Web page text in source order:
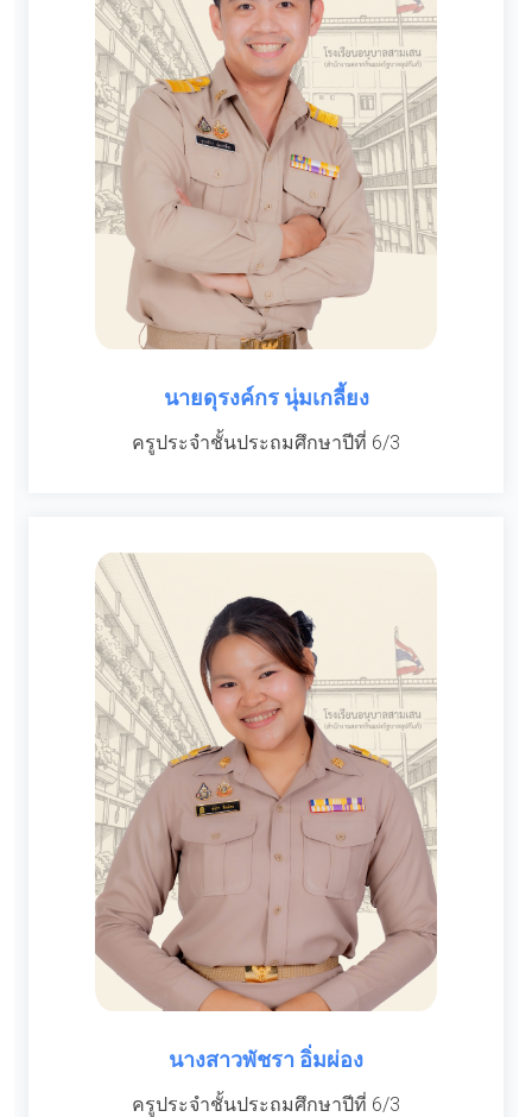
นายดุรงค์กร นุ่มเกลี้ยง
ครูประจำชั้นประถมศึกษาปีที่ 6/3
นางสาวพัชรา อิ่มผ่อง
ครูประจำชั้นประถมศึกษาปีที่ 6/3